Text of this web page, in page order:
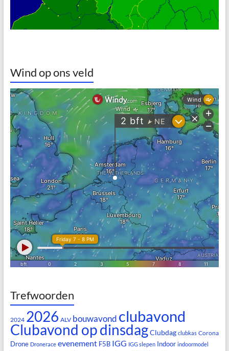
Wind op ons veld
Trefwoorden
2024 2026 ALV bouwavond clubavond
Clubavond op dinsdagClubdag clubkas Corona
Drone Dronerace evenement F5B IGG IGG slepen Indoor indoormodel